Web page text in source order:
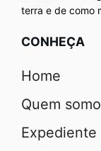
terra e de como
CONHEÇA
Home
Quem
Expediente